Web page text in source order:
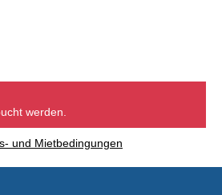
werden.
und Mietbedingungen